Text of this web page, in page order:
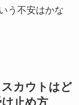
う不安はかな
カウトはど
止め方